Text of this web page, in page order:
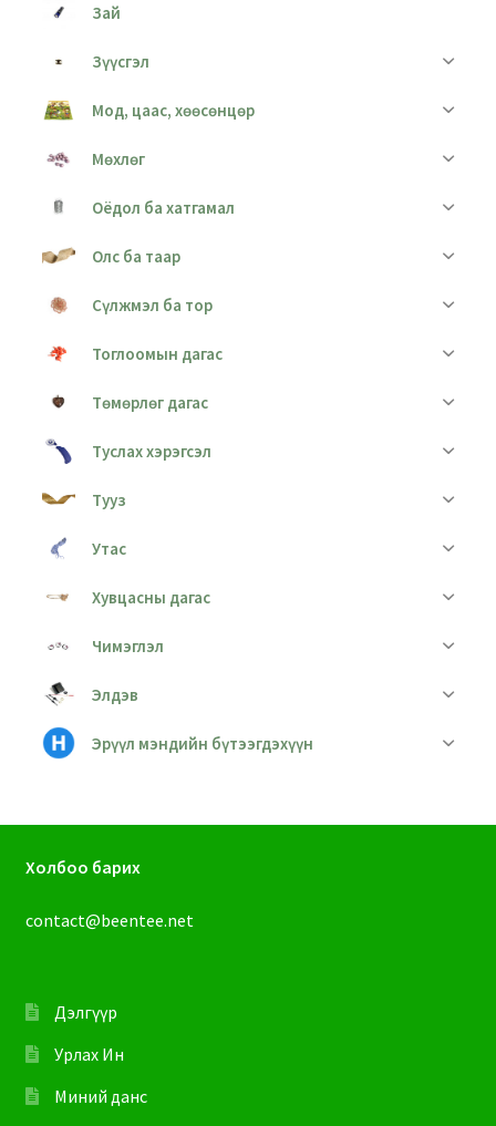
Зай
Зүүсгэл
Мод, цаас, хөөсөнцөр
Мөхлөг
Оёдол ба хатгамал
Олс ба таар
Сүлжмэл ба тор
Тоглоомын дагас
Төмөрлөг дагас
Туслах хэрэгсэл
Тууз
Утас
Хувцасны дагас
Чимэглэл
Элдэв
Эрүүл мэндийн бүтээгдэхүүн
Холбоо барих
contact@beentee.net
Дэлгүүр
Урлах Ин
Миний данс